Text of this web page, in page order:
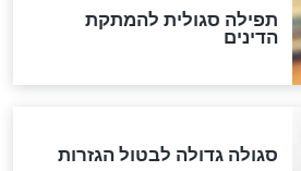
לחשב את הקץ?